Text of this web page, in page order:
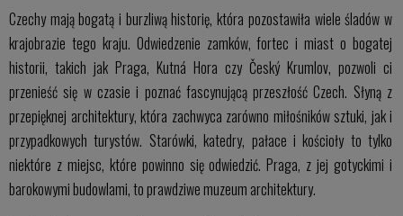
Czechy mają bogatą i burzliwą historię, która pozostawiła wiele śladów w
krajobrazie tego kraju. Odwiedzenie zamków, fortec i miast o bogatej
historii, takich jak Praga, Kutná Hora czy Český Krumlov, pozwoli ci
przenieść się w czasie i poznać fascynującą przeszłość Czech. Słyną z
przepięknej architektury, która zachwyca zarówno miłośników sztuki, jak i
przypadkowych turystów. Starówki, katedry, pałace i kościoły to tylko
niektóre z miejsc, które powinno się odwiedzić. Praga, z jej gotyckimi i
barokowymi budowlami, to prawdziwe muzeum architektury.